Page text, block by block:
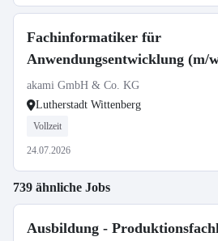
Fachinformatiker für
Anwendungsentwicklung (m/
akami GmbH & Co. KG
Lutherstadt Wittenberg
Vollzeit
24.07.2026
739 ähnliche Jobs
Ausbildung -